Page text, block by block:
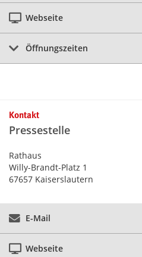
Webseite
Öffnungszeiten
Kontakt
Pressestelle
Rathaus
Willy-Brandt-Platz 1
67657 Kaiserslautern
E-Mail
Webseite